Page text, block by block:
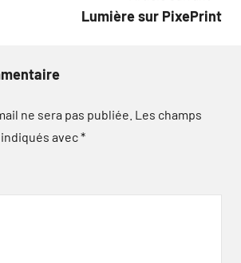
Lumière sur PixePrint
ne sera pas publiée. Les champs
avec*